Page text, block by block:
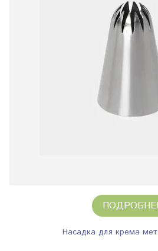
Насадка для крема